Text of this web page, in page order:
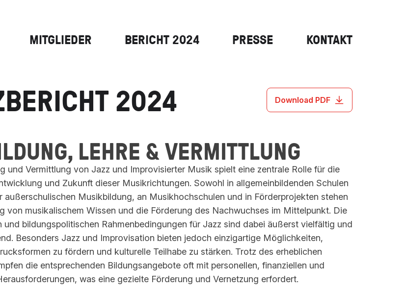
MITGLIEDER BERICHT 2024 PRESSE KONTAKT
2024 Download PDF
LEHRE & VERMITTLUNG
und Vermittlung von Jazz und Improvisierter Musik spielt eine zentrale Rolle für die
und Zukunft dieser Musikrichtungen. Sowohl in allgemeinbildenden Schulen
außerschulischen Musikbildung, an Musikhochschulen und in Förderprojekten stehen
von musikalischem Wissen und die Förderung des Nachwuchses im Mittelpunkt. Die
und bildungspolitischen Rahmenbedingungen für Jazz sind dabei äußerst vielfältig und
Besonders Jazz und Improvisation bieten jedoch einzigartige Möglichkeiten,
zu fördern und kulturelle Teilhabe zu stärken. Trotz des erheblichen
die entsprechenden Bildungsangebote oft mit personellen, finanziellen und
was eine gezielte Förderung und Vernetzung erfordert.